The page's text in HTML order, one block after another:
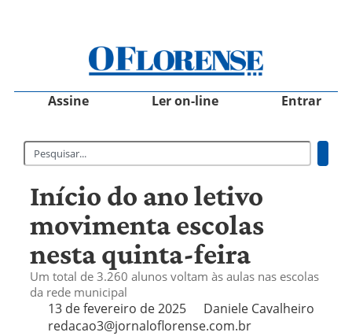
Assine Ler on-line Entrar
Início do ano letivo
movimenta escolas
nesta quinta-feira
Um total de 3.260 alunos voltam às aulas nas escolas
da rede municipal
13 de fevereiro de 2025
Daniele Cavalheiro
redacao3@jornaloflorense.com.br